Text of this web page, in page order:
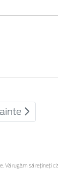
rugăm să